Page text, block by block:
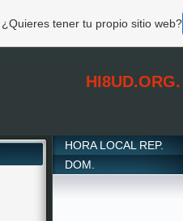
HI8UD.ORG.
HORA LOCAL REP.
DOM.
. ¿Quieres tener tu propio sitio web?